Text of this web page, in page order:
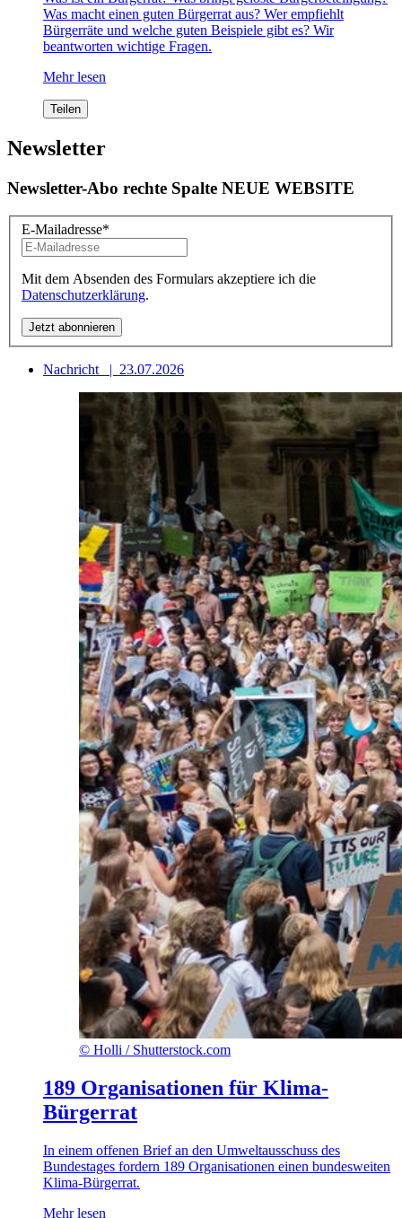
Was macht einen guten Bürgerrat aus? Wer empfiehlt
Bürgerräte und welche guten Beispiele gibt es? Wir
beantworten wichtige Fragen.
Mehr lesen
Teilen
Newsletter
Newsletter-Abo rechte Spalte NEUE WEBSITE
E-Mailadresse*
Mit dem Absenden des Formulars akzeptiere ich die
Datenschutzerklärung.
Nachricht | 23.07.2026
© Holli / Shutterstock.com
189 Organisationen für Klima-
Bürgerrat
In einem offenen Brief an den Umweltausschuss des
Bundestages fordern 189 Organisationen einen bundesweiten
Klima-Bürgerrat.
Mehr lesen